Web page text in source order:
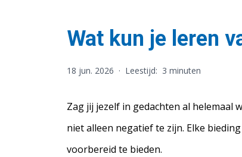
Wat kun je leren
18 jun. 2026 · Leestijd: 3 minuten
Zag jij jezelf in gedachten al helemaal
niet alleen negatief te zijn. Elke
voorbereid te bieden.